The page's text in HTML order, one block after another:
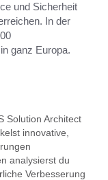
und Sicherheit
In der
ganz Europa.
Solution Architect
innovative,
analysierst du
Verbesserung